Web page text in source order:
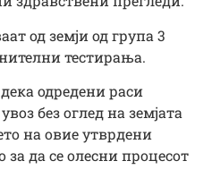
од земји од група 3
тестирања.
одредени раси
без оглед на земјата
на овие утврдени
да се олесни процесот